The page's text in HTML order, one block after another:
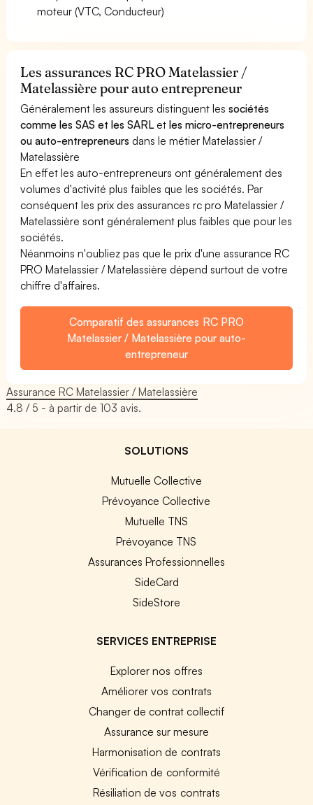
moteur (VTC, Conducteur)
Les assurances RC PRO Matelassier /
Matelassière pour auto entrepreneur
Généralement les assureurs distinguent lessociétés
comme les SAS et les SARL etles micro-entrepreneurs
ou auto-entrepreneurs dans le métier Matelassier /
Matelassière
En effet les auto-entrepreneurs ont généralement des
volumes d'activité plus faibles que les sociétés. Par
conséquent les prix des assurances rc pro Matelassier /
Matelassière sont généralement plus faibles que pour les
sociétés.
Néanmoins n'oubliez pas que le prix d'une assurance RC
PRO Matelassier / Matelassière dépend surtout de votre
chiffre d'affaires.
Comparatif des assurances RC PRO
Matelassier / Matelassière pour auto-
entrepreneur
Assurance RC Matelassier / Matelassière
4.8 / 5 - à partir de103 avis.
SOLUTIONS
Mutuelle Collective
Prévoyance Collective
Mutuelle TNS
Prévoyance TNS
Assurances Professionnelles
SideCard
SideStore
SERVICES ENTREPRISE
Explorer nos offres
Améliorer vos contrats
Changer de contrat collectif
Assurance sur mesure
Harmonisation de contrats
Vérification de conformité
Résiliation de vos contrats